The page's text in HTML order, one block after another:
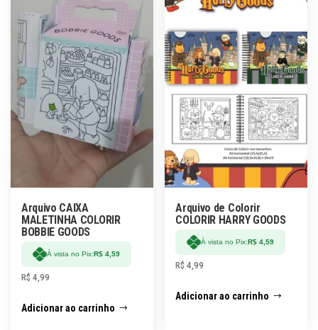
Arquivo CAIXA
MALETINHA COLORIR
BOBBIE GOODS
À vista no Pix:R$ 4,59
R$ 4,99
Adicionar ao carrinho
Arquivo de Colorir
COLORIR HARRY GOODS
À vista no Pix:R$ 4,59
R$ 4,99
Adicionar ao carrinho